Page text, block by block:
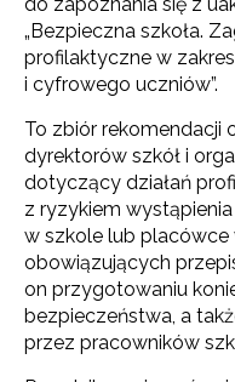
„Bezpieczna szkoła.
profilaktyczne w
i cyfrowego uczniów”.
To zbiór rekomendacji
dyrektorów szkół i
dotyczący działań
z ryzykiem
w szkole lub placówce
obowiązujących
on przygotowaniu
bezpieczeństwa, a
przez pracowników